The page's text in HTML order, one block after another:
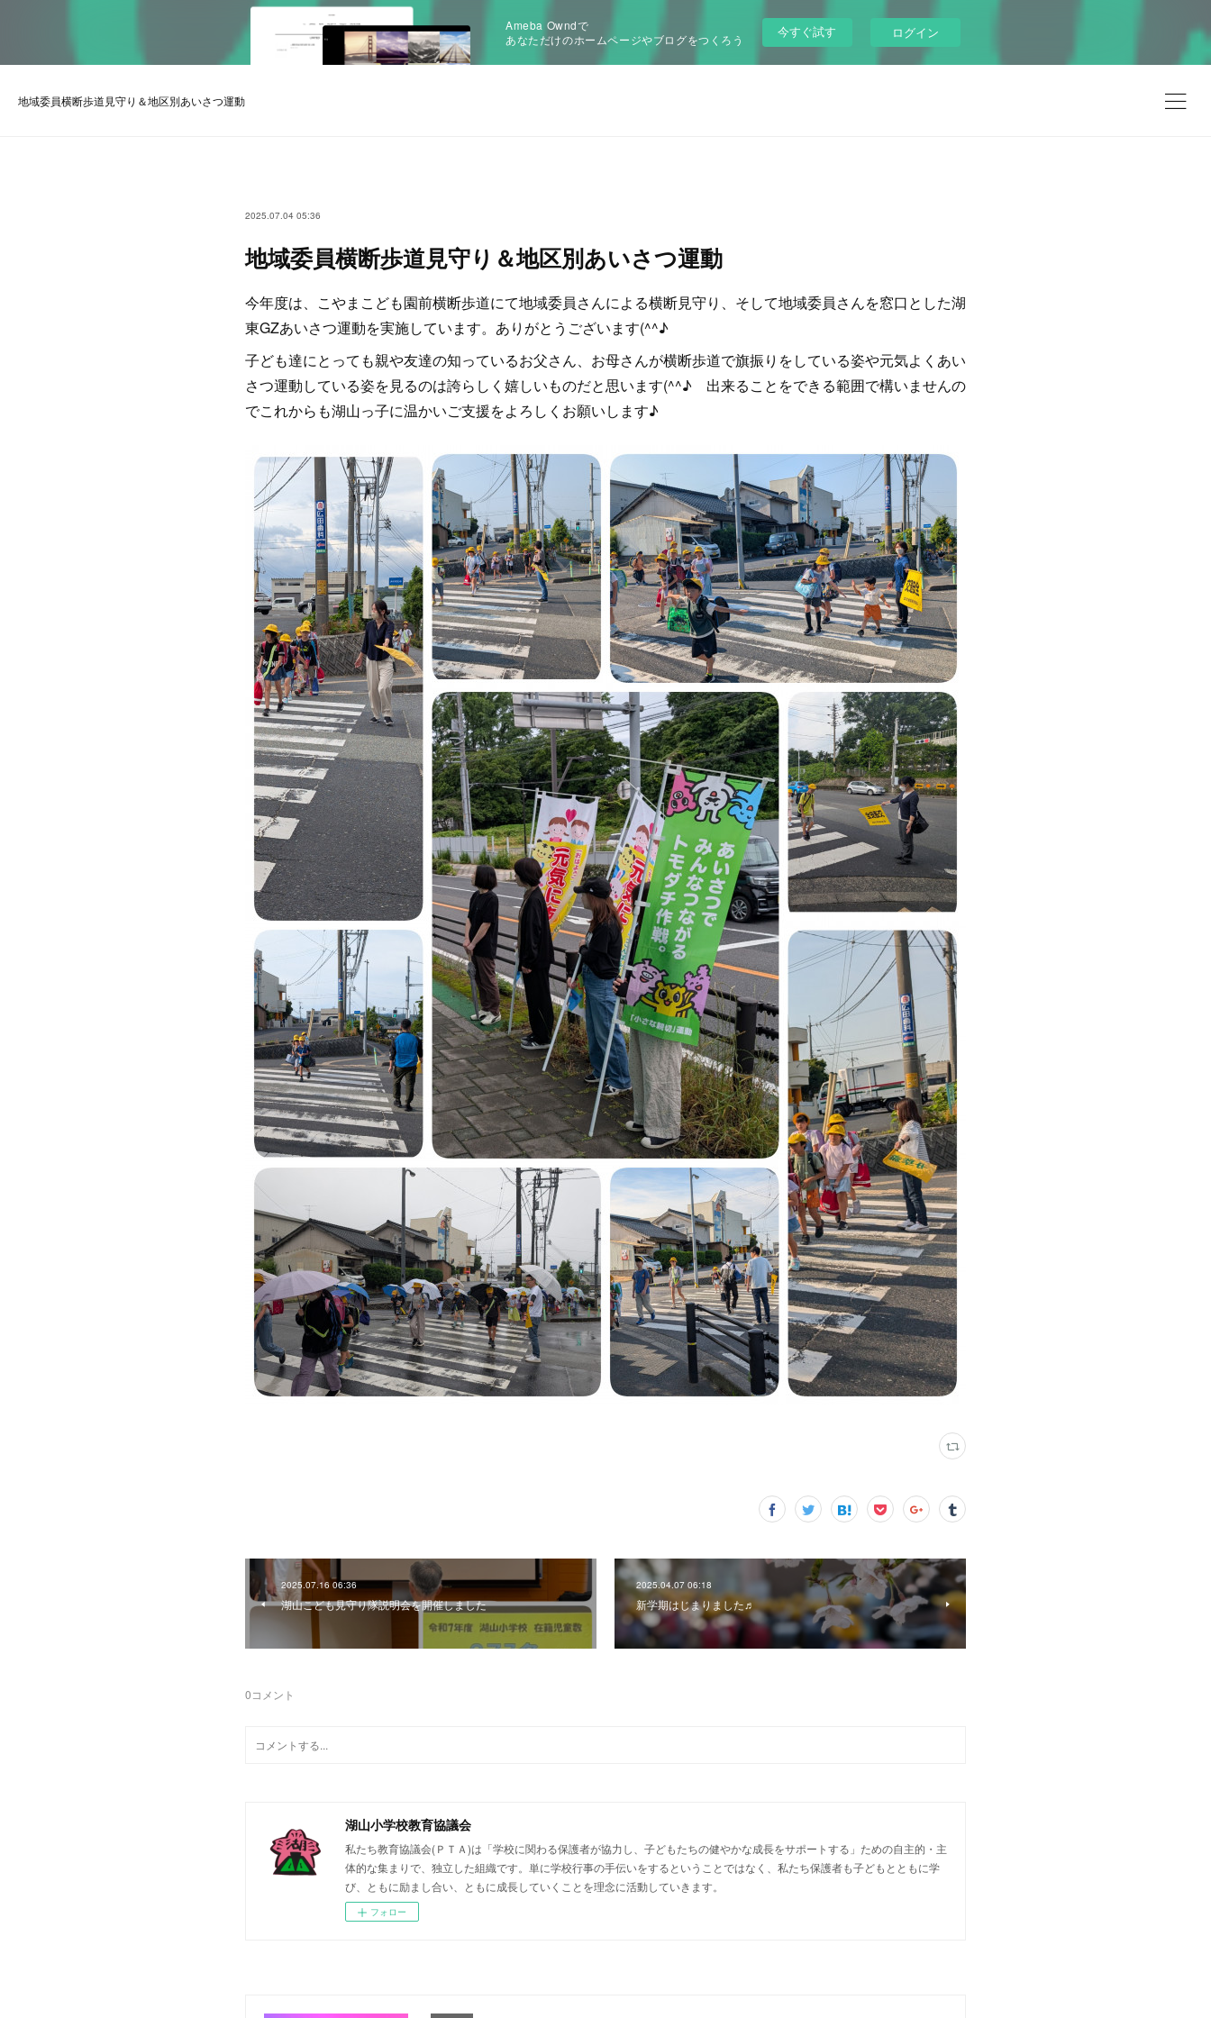
Ameba Owndで
あなただけのホームページやブログをつくろう
今すぐ試す ログイン
地域委員横断歩道見守り＆地区別あいさつ運動
2025.07.04 05:36
地域委員横断歩道見守り＆地区別あいさつ運動
今年度は、こやまこども園前横断歩道にて地域委員さんによる横断見守り、そして地域委員さんを窓口とした湖
東GZあいさつ運動を実施しています。ありがとうございます(^^♪
子ども達にとっても親や友達の知っているお父さん、お母さんが横断歩道で旗振りをしている姿や元気よくあい
さつ運動している姿を見るのは誇らしく嬉しいものだと思います(^^♪ 出来ることをできる範囲で構いませんの
でこれからも湖山っ子に温かいご支援をよろしくお願いします♪
2025.07.16 06:36
湖山こども見守り隊説明会を開催しました
2025.04.07 06:18
新学期はじまりました♬
0コメント
湖山小学校教育協議会
私たち教育協議会(ＰＴＡ)は「学校に関わる保護者が協力し、子どもたちの健やかな成長をサポートする」ための自主的・主
体的な集まりで、独立した組織です。単に学校行事の手伝いをするということではなく、私たち保護者も子どもとともに学
び、ともに励まし合い、ともに成長していくことを理念に活動していきます。
フォロー